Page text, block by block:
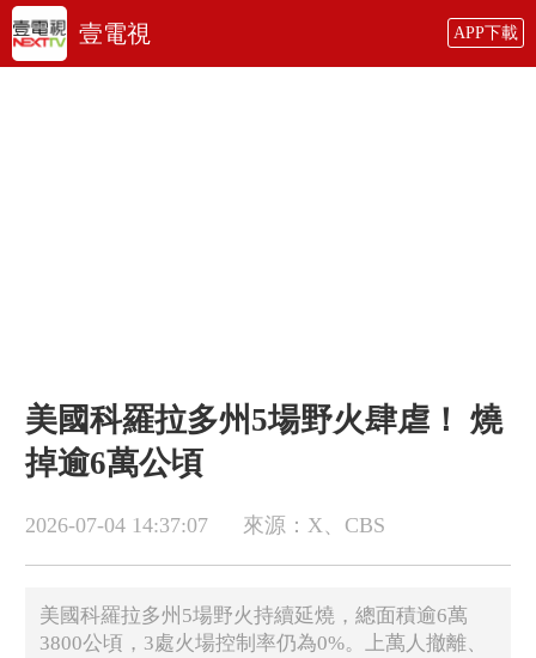
壹電視 APP下載
美國科羅拉多州5場野火肆虐！ 燒
掉逾6萬公頃
2026-07-04 14:37:07 來源：X、CBS
美國科羅拉多州5場野火持續延燒，總面積逾6萬
3800公頃，3處火場控制率仍為0%。上萬人撤離、